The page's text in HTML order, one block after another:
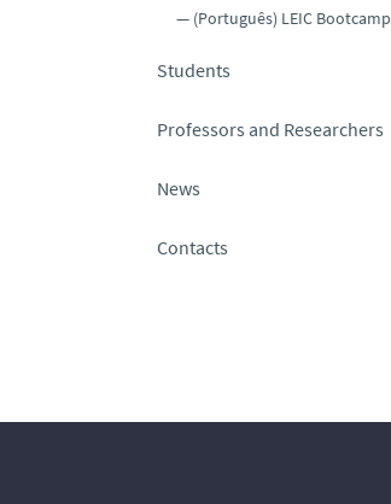
(Português) LEIC Bootcamp
Students
Professors and Researchers
News
Contacts